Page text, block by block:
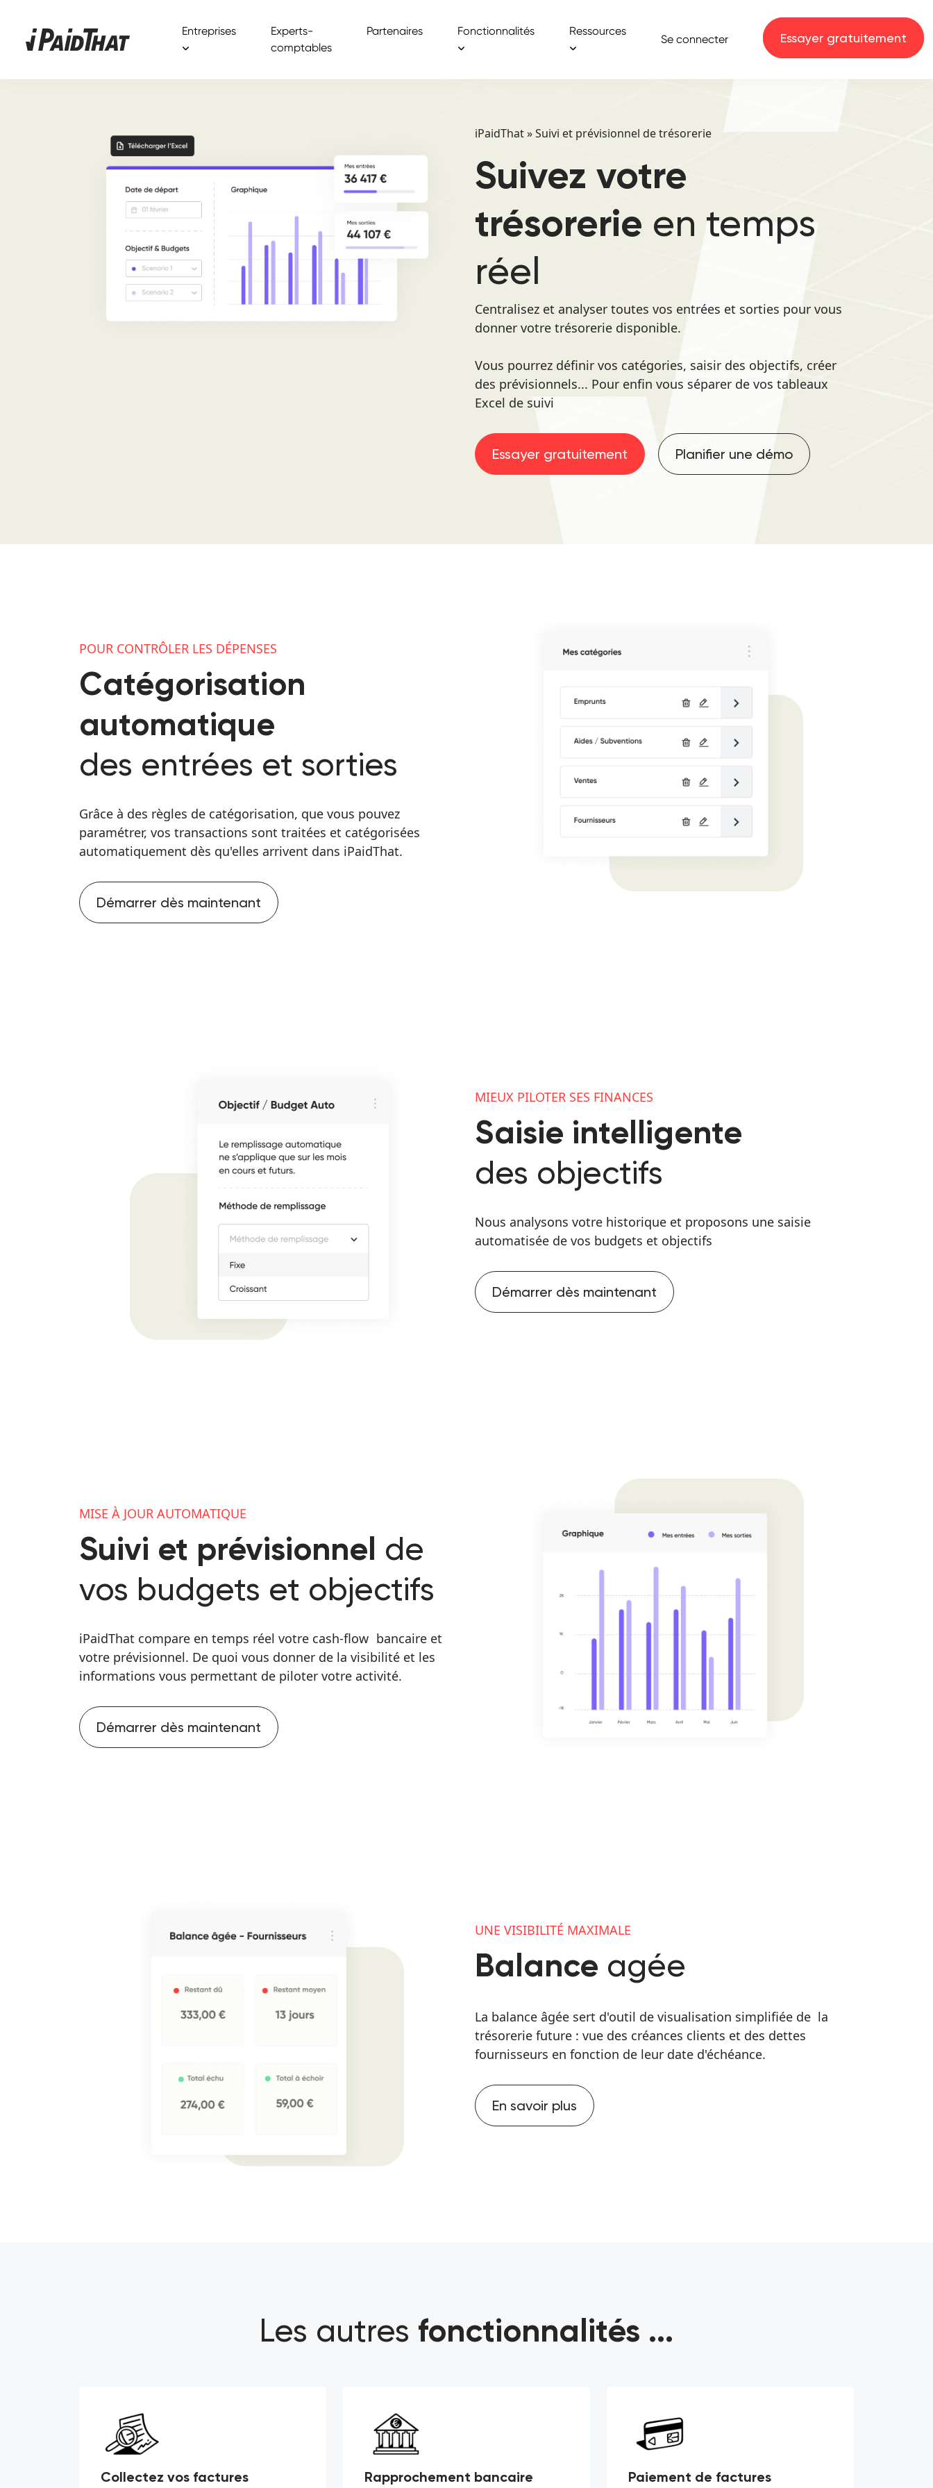
Entreprises
Experts-
comptables
Partenaires Fonctionnalités Ressources
Se connecter Essayer gratuitement
iPaidThat»Suivi et prévisionnel de trésorerie
Suivez votre
trésorerie en temps
réel
Centralisez et analyser toutes vos entrées et sorties pour vous
donner votre trésorerie disponible.
Vous pourrez définir vos catégories, saisir des objectifs, créer
des prévisionnels... Pour enfin vous séparer de vos tableaux
Excel de suivi
Essayer gratuitement Planifier une démo
POUR CONTRÔLER LES DÉPENSES
Catégorisation
automatique
des entrées et sorties
Grâce à des règles de catégorisation, que vous pouvez
paramétrer, vos transactions sont traitées et catégorisées
automatiquement dès qu'elles arrivent dans iPaidThat.
Démarrer dès maintenant
MIEUX PILOTER SES FINANCES
Saisie intelligente
des objectifs
Nous analysons votre historique et proposons une saisie
automatisée de vos budgets et objectifs
Démarrer dès maintenant
MISE À JOUR AUTOMATIQUE
Suivi et prévisionnel de
vos budgets et objectifs
iPaidThat compare en temps réel votre cash-flow bancaire et
votre prévisionnel. De quoi vous donner de la visibilité et les
informations vous permettant de piloter votre activité.
Démarrer dès maintenant
UNE VISIBILITÉ MAXIMALE
Balance agée
La balance âgée sert d'outil de visualisation simplifiée de la
trésorerie future : vue des créances clients et des dettes
fournisseurs en fonction de leur date d'échéance.
En savoir plus
Les autres fonctionnalités ...
Collectez vos factures Rapprochement bancaire Paiement de factures